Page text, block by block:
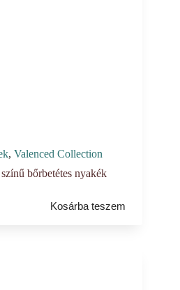
,Valenced Collection
bőrbetétes nyakék
Kosárba teszem